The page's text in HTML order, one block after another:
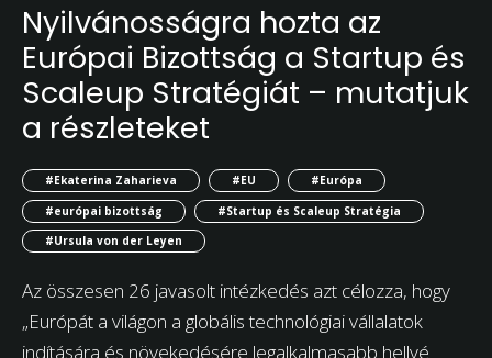
Nyilvánosságra hozta az
Európai Bizottság a Startup és
Scaleup Stratégiát – mutatjuk
a részleteket
#Ekaterina Zaharieva #EU
#Európa
#európai bizottság
#Startup és Scaleup Stratégia
#Ursula von der Leyen
Az összesen 26 javasolt intézkedés azt célozza, hogy
„Európát a világon a globális technológiai vállalatok
indítására és növekedésére legalkalmasabb hellyé